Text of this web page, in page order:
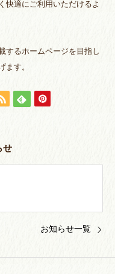
快適にご利用いただけるよ
するホームページを目指し
ます。
せ
お知らせ一覧